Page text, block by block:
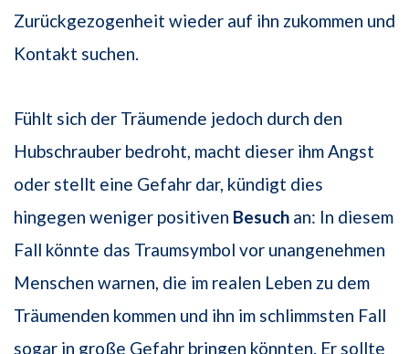
Zurückgezogenheit wieder auf ihn zukommen und
Kontakt suchen.
Fühlt sich der Träumende jedoch durch den
Hubschrauber bedroht, macht dieser ihm Angst
oder stellt eine Gefahr dar, kündigt dies
hingegen weniger positiven Besuch an: In diesem
Fall könnte das Traumsymbol vor unangenehmen
Menschen warnen, die im realen Leben zu dem
Träumenden kommen und ihn im schlimmsten Fall
sogar in große Gefahr bringen könnten. Er sollte